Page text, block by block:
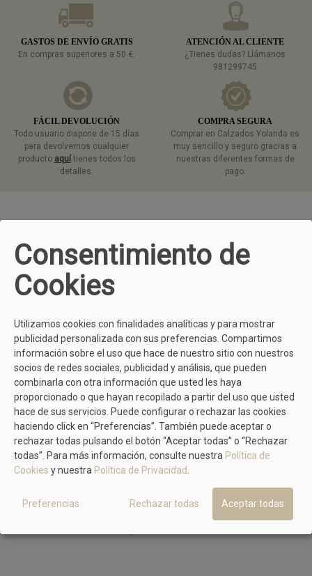
GASTOS DE ENVÍO GRATIS
En compras superiores a 50 €.
ATENCIÓN AL CLIENTE
¿Tienes dudas? Llámanos
981299745
FÁCIL DEVOLUCIÓN
Todo usuario dispone de 15 días
para devolvernos cualquier
producto aquí tienes todos los
detalles.
COMPRA SEGURA
Comprar en Calzados Yolanda es
muy sencillo y seguro gracias a
nuestras diferentes formas de
pago.
Alpargata Azul De Lona
Consentimiento de
Cookies
Utilizamos cookies con finalidades analíticas y para mostrar
publicidad personalizada con sus preferencias. Compartimos
información sobre el uso que hace de nuestro sitio con nuestros
socios de redes sociales, publicidad y análisis, que pueden
combinarla con otra información que usted les haya
proporcionado o que hayan recopilado a partir del uso que usted
hace de sus servicios. Puede configurar o rechazar las cookies
haciendo click en “Preferencias”. También puede aceptar o
rechazar todas pulsando el botón “Aceptar todas” o “Rechazar
todas”. Para más información, consulte nuestra Política de
Cookies y nuestra Política de Privacidad.
Preferencias Rechazar todas Aceptar todas